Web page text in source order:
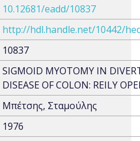
10.12681/eadd/10837
http://hdl.handle.net/10442/
10837
SIGMOID MYOTOMY IN
DISEASE OF COLON: REILY
Μπέτσης, Σταμούλης
1976